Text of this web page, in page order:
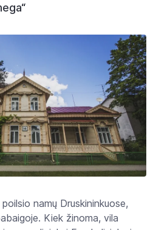
namų Druskininkuose,
Kiek žinoma, vila